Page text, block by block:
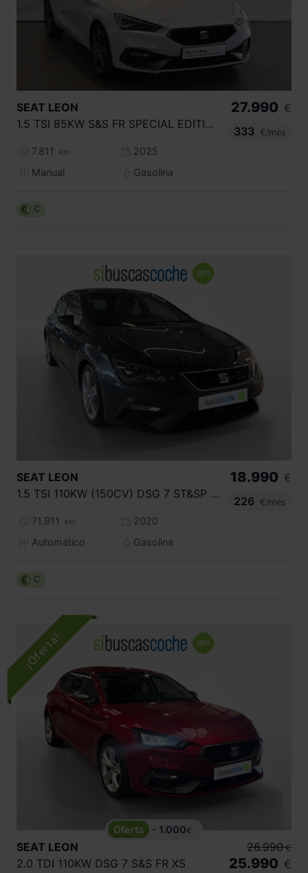
SEAT LEON
1.5 TSI 85KW S&S FR SPECIAL EDITION
7.811 km
2025
Manual
Gasolina
27.990 €
333
€/mes
C
SEAT LEON
1.5 TSI 110KW (150CV) DSG 7 ST&SP FR
71.911 km
2020
Automático
Gasolina
18.990 €
226
€/mes
C
- 1.000€
SEAT LEON
2.0 TDI 110KW DSG 7 S&S FR XS
26.990 €
25.990 €